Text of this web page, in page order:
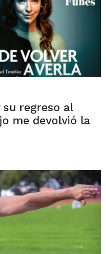
su regreso al
me devolvió la